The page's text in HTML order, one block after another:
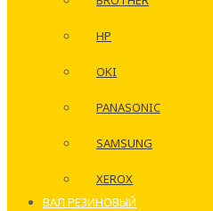
HP
OKI
PANASONIC
SAMSUNG
XEROX
ВАЛ РЕЗИНОВЫЙ